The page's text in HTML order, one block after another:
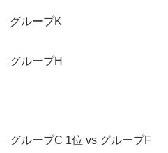
グループK
グループH
グループC 1位 vs グループF